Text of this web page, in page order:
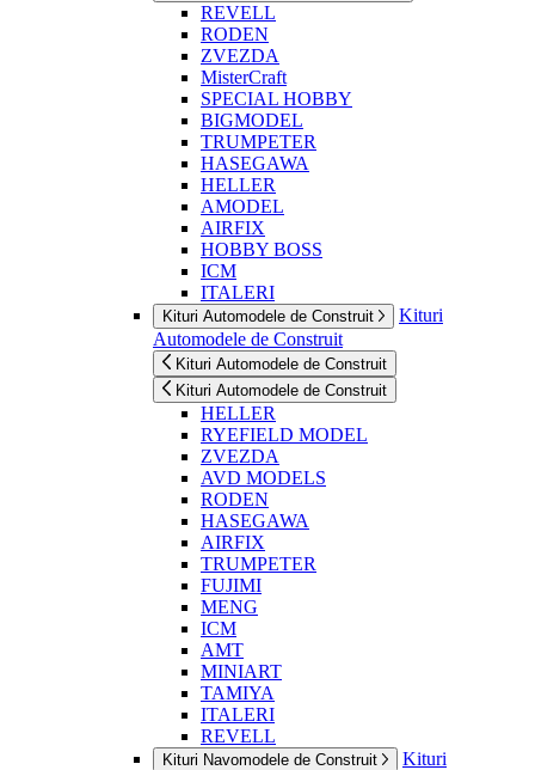
REVELL
RODEN
ZVEZDA
MisterCraft
SPECIAL HOBBY
BIGMODEL
TRUMPETER
HASEGAWA
HELLER
AMODEL
AIRFIX
HOBBY BOSS
ICM
ITALERI
Kituri Automodele de Construit
Kituri
Automodele de Construit
Kituri Automodele de Construit
Kituri Automodele de Construit
HELLER
RYEFIELD MODEL
ZVEZDA
AVD MODELS
RODEN
HASEGAWA
AIRFIX
TRUMPETER
FUJIMI
MENG
ICM
AMT
MINIART
TAMIYA
ITALERI
REVELL
Kituri Navomodele de Construit
Kituri